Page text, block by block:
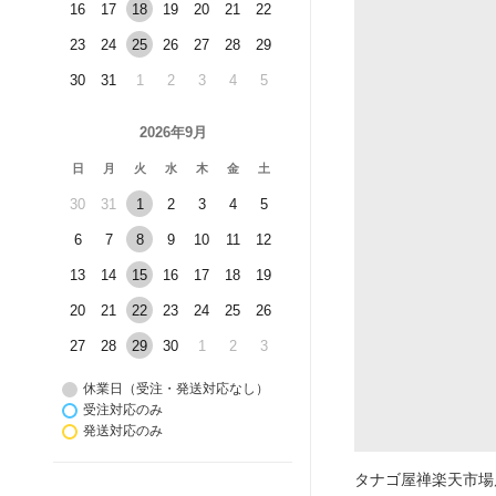
16 17 18 19 20 21 22
23 24 25 26 27 28 29
30 31 1 2 3 4 5
2026年9月
日 月 火 水 木 金 土
30 31 1 2 3 4 5
6 7 8 9 10 11 12
13 14 15 16 17 18 19
20 21 22 23 24 25 26
27 28 29 30 1 2 3
休業日（受注・発送対応なし）
受注対応のみ
発送対応のみ
タナゴ屋禅楽天市